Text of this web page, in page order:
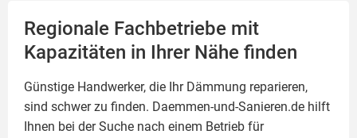
Regionale Fachbetriebe mit
Kapazitäten in Ihrer Nähe finden
Günstige Handwerker, die Ihr Dämmung reparieren,
sind schwer zu finden. Daemmen-und-Sanieren.de hilft
Ihnen bei der Suche nach einem Betrieb für